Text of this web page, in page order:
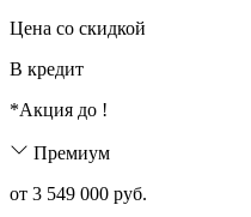
Цена со скидкой
В кредит
*Акция до !
Премиум
от 3 549 000 руб.